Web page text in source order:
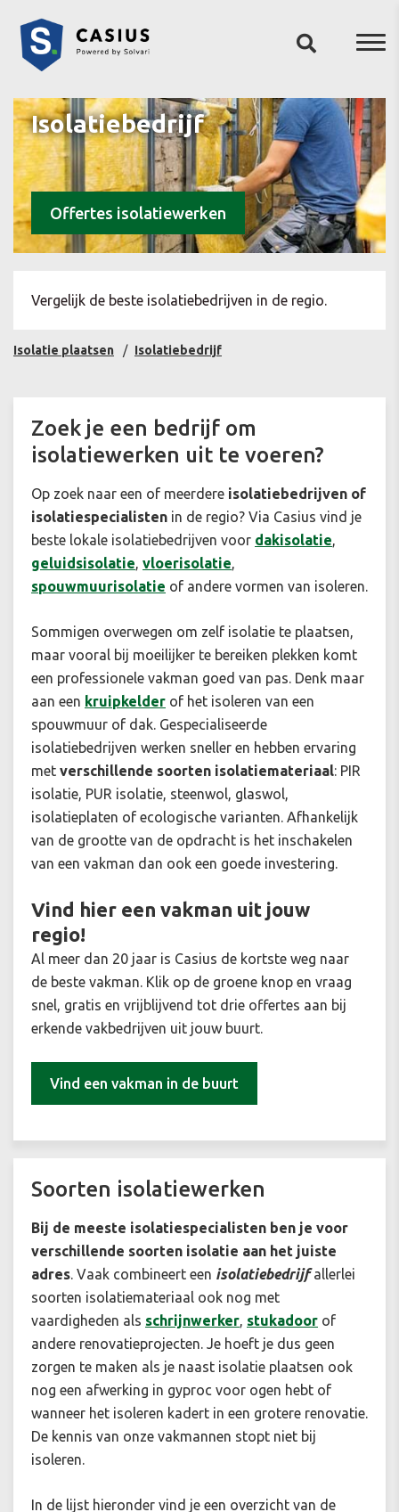
Isolatiebedrijf
Offertes isolatiewerken
Vergelijk de beste isolatiebedrijven in de regio.
Isolatie plaatsen Isolatiebedrijf
Zoek je een bedrijf om
isolatiewerken uit te voeren?
Op zoek naar een of meerdere isolatiebedrijven of
isolatiespecialisten in de regio? Via Casius vind je
beste lokale isolatiebedrijven voor dakisolatie,
geluidsisolatie, vloerisolatie,
spouwmuurisolatie of andere vormen van isoleren.
Sommigen overwegen om zelf isolatie te plaatsen,
maar vooral bij moeilijker te bereiken plekken komt
een professionele vakman goed van pas. Denk maar
aan een kruipkelder of het isoleren van een
spouwmuur of dak. Gespecialiseerde
isolatiebedrijven werken sneller en hebben ervaring
met verschillende soorten isolatiemateriaal: PIR
isolatie, PUR isolatie, steenwol, glaswol,
isolatieplaten of ecologische varianten. Afhankelijk
van de grootte van de opdracht is het inschakelen
van een vakman dan ook een goede investering.
Vind hier een vakman uit jouw
regio!
Al meer dan 20 jaar is Casius de kortste weg naar
de beste vakman. Klik op de groene knop en vraag
snel, gratis en vrijblijvend tot drie offertes aan bij
erkende vakbedrijven uit jouw buurt.
Vind een vakman in de buurt
Soorten isolatiewerken
Bij de meeste isolatiespecialisten ben je voor
verschillende soorten isolatie aan het juiste
adres. Vaak combineert een isolatiebedrijf allerlei
soorten isolatiemateriaal ook nog met
vaardigheden als schrijnwerker, stukadoor of
andere renovatieprojecten. Je hoeft je dus geen
zorgen te maken als je naast isolatie plaatsen ook
nog een afwerking in gyproc voor ogen hebt of
wanneer het isoleren kadert in een grotere renovatie.
De kennis van onze vakmannen stopt niet bij
isoleren.
In de lijst hieronder vind je een overzicht van de